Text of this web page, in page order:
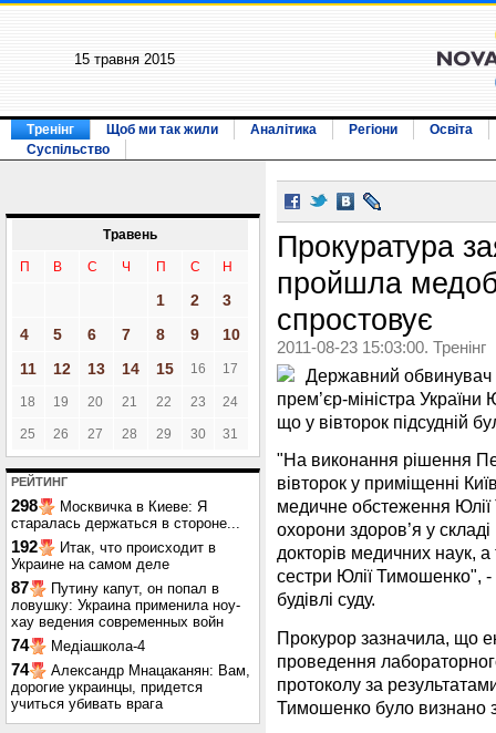
15 травня 2015
Тренінг Щоб ми так жили Аналітика Регіони
Освіта
Суспільство
Травень
П В С Ч П С Н
1 2
3
4
5 6 7 8 9
10
11
12 13 14 15 16 17
18 19 20 21 22 23 24
25 26 27 28 29 30 31
РЕЙТИНГ
298
Москвичка в Киеве: Я
старалась держаться в стороне...
192
Итак, что происходит в
Украине на самом деле
87
Путину капут, он попал в
ловушку: Украина применила ноу-
хау ведения современных войн
74 Медіашкола-4
74
Александр Мнацаканян: Вам,
дорогие украинцы, придется
учиться убивать врага
Прокуратура
пройшла
спростовує
2011-08-23 15:03:00. Тренінг
Державний обвинувач
прем’єр-міністра
що у вівторок підсудній
"На виконання рішення
вівторок у приміщенні
медичне обстеження Юлії
охорони здоров’я у
докторів медичних наук, а
сестри Юлії Тимошенко",
будівлі суду.
Прокурор зазначила, що
проведення
протоколу за
Тимошенко було визнано